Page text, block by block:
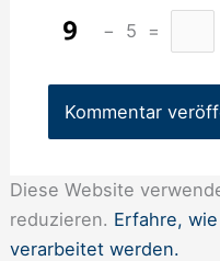
−
5 =
Diese Website
reduzieren. Erfahre,
verarbeitet werden.